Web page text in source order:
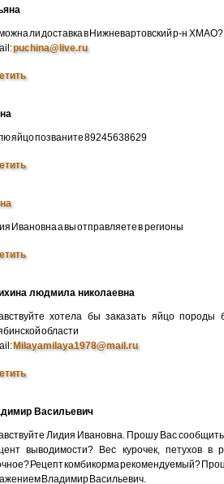
ли доставка в Нижневартовский р-н ХМАО?
puchina@live.ru
яйцо позваните 89245638629
Ивановна а вы отправляете в регионы
людмила николаевна
хотела бы заказать яйцо
области
Milayamilaya1978@mail.ru
Васильевич
Лидия Ивановна. Прошу Вас
выводимости? Вес курочек, петухов в
Рецепт комбикорма рекомендуемый?
Владимир Васильевич.